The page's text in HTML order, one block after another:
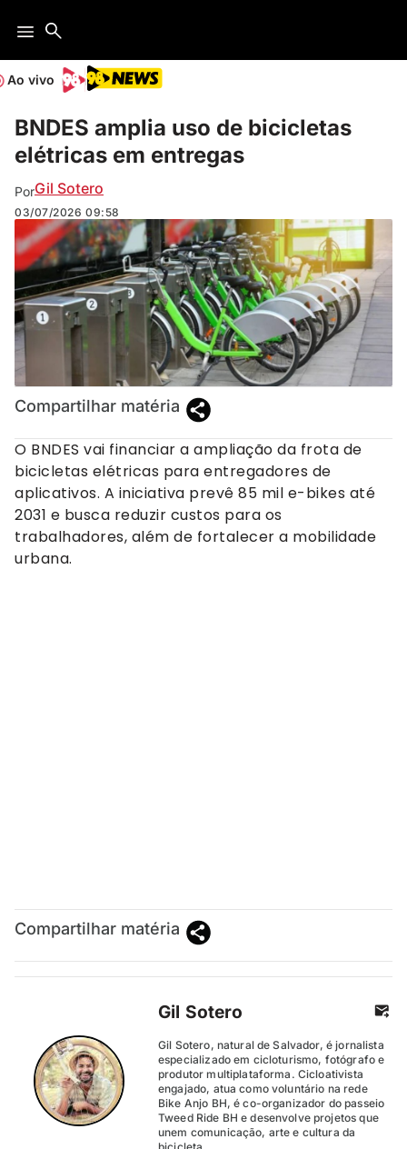
Ao vivo
BNDES amplia uso de bicicletas
elétricas em entregas
PorGil Sotero
03/07/2026 09:58
Compartilhar matéria
O BNDES vai financiar a ampliação da frota de
bicicletas elétricas para entregadores de
aplicativos. A iniciativa prevê 85 mil e-bikes até
2031 e busca reduzir custos para os
trabalhadores, além de fortalecer a mobilidade
urbana.
Compartilhar matéria
Gil Sotero
Gil Sotero, natural de Salvador, é jornalista
especializado em cicloturismo, fotógrafo e
produtor multiplataforma. Cicloativista
engajado, atua como voluntário na rede
Bike Anjo BH, é co-organizador do passeio
Tweed Ride BH e desenvolve projetos que
unem comunicação, arte e cultura da